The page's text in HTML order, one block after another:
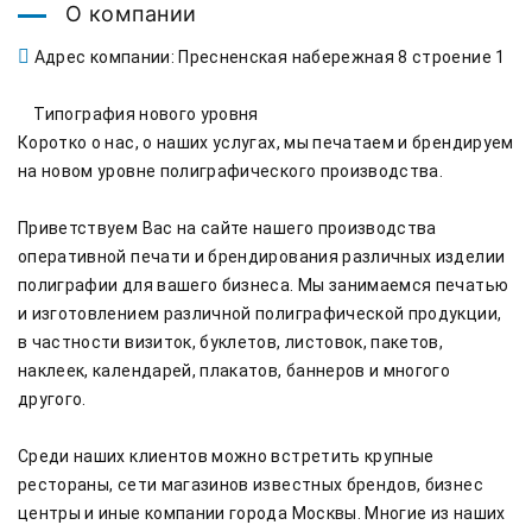
О компании
Адрес компании: Пресненская набережная 8 строение 1
Коротко о нас, о наших услугах, мы печатаем и брендируем
на новом уровне полиграфического производства.
Приветствуем Вас на сайте нашего производства
оперативной печати и брендирования различных изделии
полиграфии для вашего бизнеса. Мы занимаемся печатью
и изготовлением различной полиграфической продукции,
в частности визиток, буклетов, листовок, пакетов,
наклеек, календарей, плакатов, баннеров и многого
другого.
Среди наших клиентов можно встретить крупные
рестораны, сети магазинов известных брендов, бизнес
центры и иные компании города Москвы. Многие из наших